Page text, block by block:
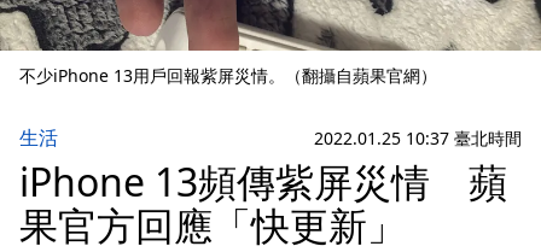
不少iPhone 13用戶回報紫屏災情。（翻攝自蘋果官網）
生活 2022.01.25 10:37 臺北時間
iPhone 13頻傳紫屏災情 蘋
果官方回應「快更新」